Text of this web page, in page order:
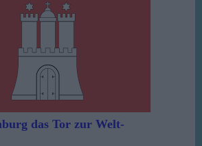
das Tor zur Welt-